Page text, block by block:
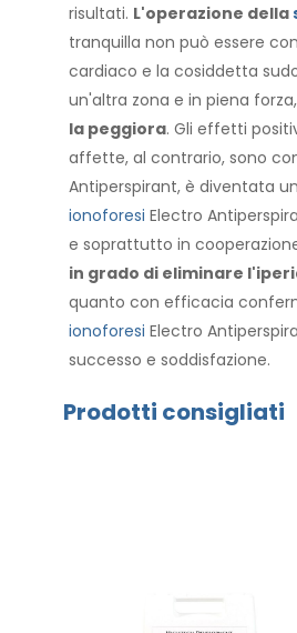
risultati. L'operazione della
tranquilla non può essere
cardiaco e la cosiddetta
un'altra zona e in piena
la peggiora. Gli effetti
affette, al contrario, sono
Antiperspirant, è diventata
ionoforesi Electro
e soprattutto in
in grado di eliminare
quanto con efficacia
ionoforesi Electro
successo e soddisfazione.
Prodotti consigliati